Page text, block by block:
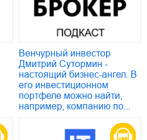
Венчурный инвестор
Дмитрий Сутормин -
настоящий бизнес-ангел. В
его инвестиционном
портфеле можно найти,
например, компанию по...